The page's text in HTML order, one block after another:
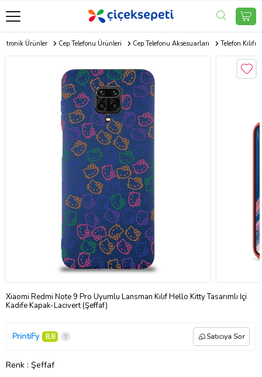
Ürünler Cep Telefonu Ürünleri Cep Telefonu Aksesuarları Telefon Kılıfı
Xiaomi Redmi Note 9 Pro Uyumlu Lansman Kılıf Hello Kitty Tasarımlı İçi
Kadife Kapak-Lacivert (Şeffaf)
PrintiFy 8,8 Satıcıya Sor
Renk : Şeffaf